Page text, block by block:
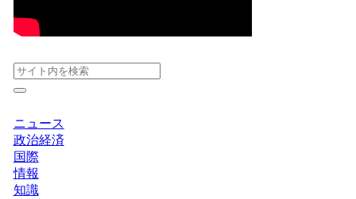
ニュース
政治経済
国際
情報
知識